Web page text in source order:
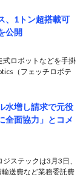
、1トン超搭載可
公開
式ロボットなどを手掛
（フェッチロボテ
水増し請求で元役
全面協力」とコメ
ステックは3月3日、
送費など業務委託費